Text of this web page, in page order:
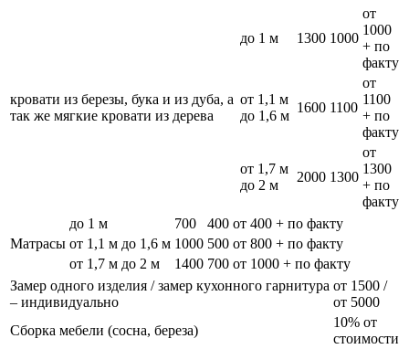
кровати из березы, бука и из дуба, а
так же мягкие кровати из дерева
до 1 м 1300 1000
от
1000
+ по
факту
от 1,1 м
до 1,6 м
1600 1100
от
1100
+ по
факту
от 1,7 м
до 2 м
2000 1300
от
1300
+ по
факту
Матрасы
до 1 м 700 400 от 400 + по факту
от 1,1 м до 1,6 м 1000 500 от 800 + по факту
от 1,7 м до 2 м
1400 700 от 1000 + по факту
Замер одного изделия / замер кухонного гарнитура
– индивидуально
от 1500 /
от 5000
Сборка мебели (сосна, береза)
10% от
стоимости